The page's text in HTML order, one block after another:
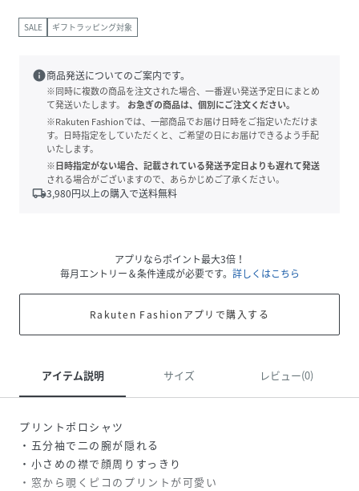
SALE ギフトラッピング対象
info商品発送についてのご案内です。
※同時に複数の商品を注文された場合、一番遅い発送予定日にまとめ
て発送いたします。
お急ぎの商品は、個別にご注文ください。
※Rakuten Fashionでは、一部商品でお届け日時をご指定いただけま
す。日時指定をしていただくと、ご希望の日にお届けできるよう手配
いたします。
※日時指定がない場合、記載されている発送予定日よりも遅れて発送
される場合がございますので、あらかじめご了承ください。
local_shipping3,980円以上の購入で送料無料
アプリならポイント最大3倍！
毎月エントリー＆条件達成が必要です。 詳しくはこちら
Rakuten Fashionアプリで購入する
アイテム説明 サイズ レビュー(0)
プリントポロシャツ
・五分袖で二の腕が隠れる
・小さめの襟で顔周りすっきり
・窓から覗くピコのプリントが可愛い